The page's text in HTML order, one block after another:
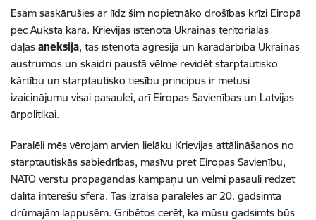
Esam saskārušies ar līdz šim nopietnāko drošības krīzi Eiropā
pēc Aukstā kara. Krievijas īstenotā Ukrainas teritoriālās
daļas aneksija, tās īstenotā agresija un karadarbība Ukrainas
austrumos un skaidri paustā vēlme revidēt starptautisko
kārtību un starptautisko tiesību principus ir metusi
izaicinājumu visai pasaulei, arī Eiropas Savienības un Latvijas
ārpolitikai.
Paralēli mēs vērojam arvien lielāku Krievijas attālināšanos no
starptautiskās sabiedrības, masīvu pret Eiropas Savienību,
NATO vērstu propagandas kampaņu un vēlmi pasauli redzēt
dalītā interešu sfērā. Tas izraisa paralēles ar 20. gadsimta
drūmajām lappusēm. Gribētos cerēt, ka mūsu gadsimts būs